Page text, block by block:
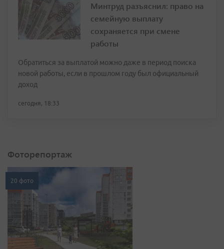
Минтруд разъяснил: право на
семейную выплату
сохраняется при смене
работы
Обратиться за выплатой можно даже в период поиска
новой работы, если в прошлом году был официальный
доход
сегодня, 18:33
Фоторепортаж
20 фото